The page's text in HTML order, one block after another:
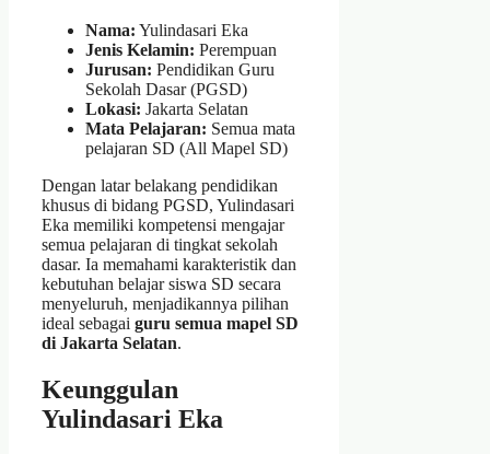
Nama: Yulindasari Eka
Jenis Kelamin: Perempuan
Jurusan: Pendidikan Guru
Sekolah Dasar (PGSD)
Lokasi: Jakarta Selatan
Mata Pelajaran: Semua mata
pelajaran SD (All Mapel SD)
Dengan latar belakang pendidikan
khusus di bidang PGSD, Yulindasari
Eka memiliki kompetensi mengajar
semua pelajaran di tingkat sekolah
dasar. Ia memahami karakteristik dan
kebutuhan belajar siswa SD secara
menyeluruh, menjadikannya pilihan
ideal sebagai guru semua mapel SD
di Jakarta Selatan.
Keunggulan
Yulindasari Eka